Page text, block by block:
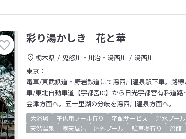
彩り湯かしき 花と華
栃木県 鬼怒川・川治・湯西川
湯西川
東京：
電車/東武鉄道・野岩鉄道にて湯西川温泉駅下車。路線
車/東北自動車道【宇都宮IC】から日光宇都宮有料道路
会津方面へ。五十里湖の分岐を湯西川温泉方面へ。
大浴場 子供用プール有り 宅配サービス 温水プール
天然温泉
露天風呂 屋外プール 駐車場有り 旅館